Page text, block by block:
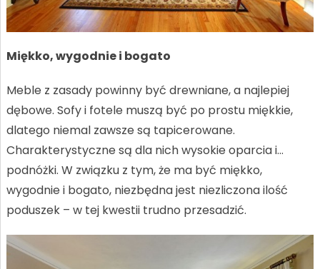
Miękko, wygodnie i bogato
Meble z zasady powinny być drewniane, a najlepiej
dębowe. Sofy i fotele muszą być po prostu miękkie,
dlatego niemal zawsze są tapicerowane.
Charakterystyczne są dla nich wysokie oparcia i…
podnóżki. W związku z tym, że ma być miękko,
wygodnie i bogato, niezbędna jest niezliczona ilość
poduszek – w tej kwestii trudno przesadzić.